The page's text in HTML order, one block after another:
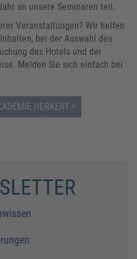
an unsere Seminaren teil.
Veranstaltungen? Wir helfen
bei der Auswahl des
des Hotels und der
Melden Sie sich einfach bei
HERKERT